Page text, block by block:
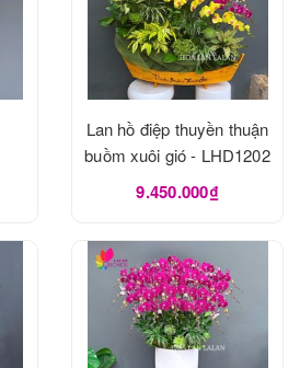
Lan hồ điệp thuyền thuận
buồm xuôi gió - LHD1202
9.450.000₫